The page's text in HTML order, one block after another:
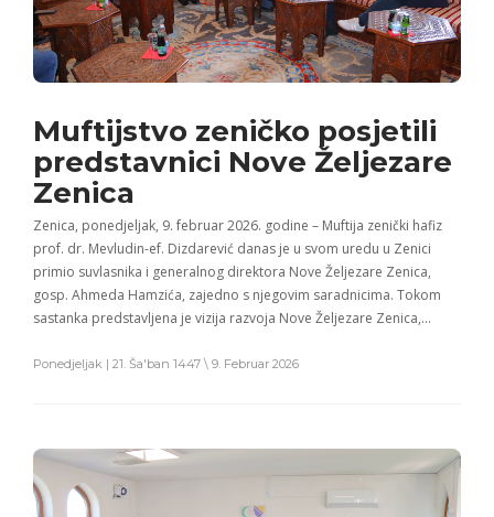
Muftijstvo zeničko posjetili
predstavnici Nove Željezare
Zenica
Zenica, ponedjeljak, 9. februar 2026. godine – Muftija zenički hafiz
prof. dr. Mevludin-ef. Dizdarević danas je u svom uredu u Zenici
primio suvlasnika i generalnog direktora Nove Željezare Zenica,
gosp. Ahmeda Hamzića, zajedno s njegovim saradnicima. Tokom
sastanka predstavljena je vizija razvoja Nove Željezare Zenica,…
Ponedjeljak | 21. Ša'ban 1447 \ 9. Februar 2026